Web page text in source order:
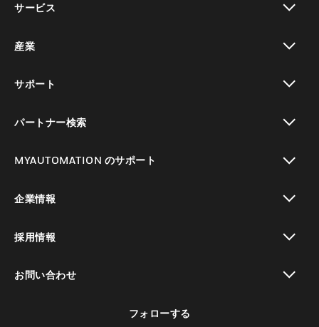
サービス
産業
サポート
パートナー検索
MYAUTOMATION のサポート
企業情報
採用情報
お問い合わせ
フォローする